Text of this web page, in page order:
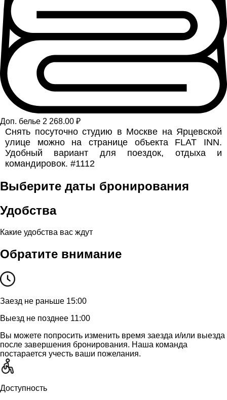
Доп. белье 2 268.00 ₽
Снять посуточно студию в Москве на Ярцевской
улице можно на странице объекта FLAT INN.
Удобный вариант для поездок, отдыха и
командировок. #1112
Выберите даты бронирования
Удобства
Какие удобства вас ждут
Обратите внимание
Заезд не раньше 15:00
Выезд не позднее 11:00
Вы можете попросить изменить время заезда и/или выезда
после завершения бронирования. Наша команда
постарается учесть ваши пожелания.
Доступность